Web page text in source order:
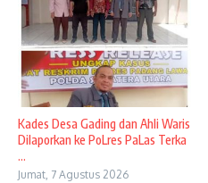
Kades Desa Gading dan Ahli Waris
Dilaporkan ke PoLres PaLas Terka
...
Jumat, 7 Agustus 2026